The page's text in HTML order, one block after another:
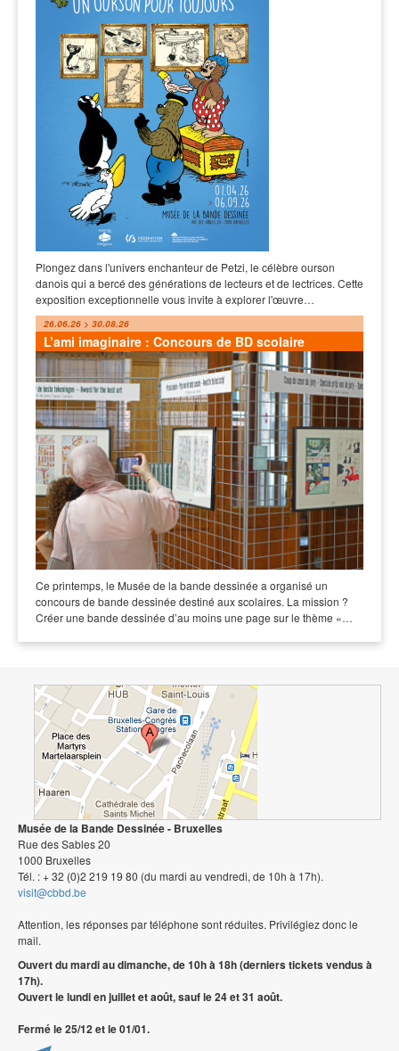
Plongez dans l'univers enchanteur de Petzi, le célèbre ourson
danois qui a bercé des générations de lecteurs et de lectrices. Cette
exposition exceptionnelle vous invite à explorer l'œuvre…
26.06.26 > 30.08.26
L’ami imaginaire : Concours de BD scolaire
Ce printemps, le Musée de la bande dessinée a organisé un
concours de bande dessinée destiné aux scolaires. La mission ?
Créer une bande dessinée d’au moins une page sur le thème «…
Musée de la Bande Dessinée - Bruxelles
Rue des Sables 20
1000 Bruxelles
Tél. : + 32 (0)2 219 19 80 (du mardi au vendredi, de 10h à 17h).
visit@cbbd.be
Attention, les réponses par téléphone sont réduites. Privilégiez donc le
mail.
Ouvert du mardi au dimanche, de 10h à 18h (derniers tickets vendus à
17h).
Ouvert le lundi en juillet et août, sauf le 24 et 31 août.
Fermé le 25/12 et le 01/01.